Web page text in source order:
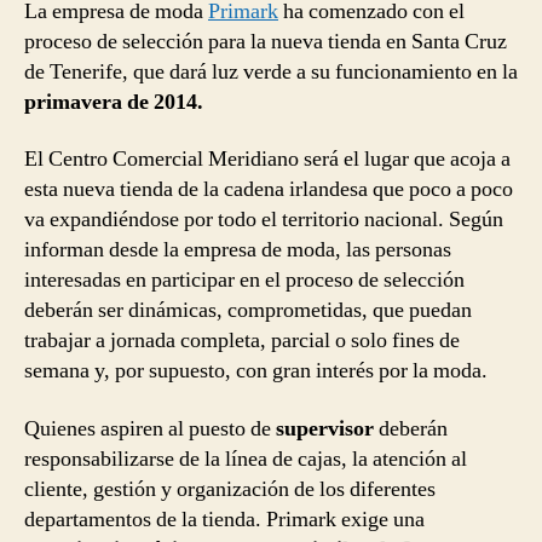
La empresa de modaPrimarkha comenzado con el
proceso de selección para la nueva tienda en Santa Cruz
de Tenerife, que dará luz verde a su funcionamiento en la
primavera de 2014.
El Centro Comercial Meridiano será el lugar que acoja a
esta nueva tienda de la cadena irlandesa que poco a poco
va expandiéndose por todo el territorio nacional. Según
informan desde la empresa de moda, las personas
interesadas en participar en el proceso de selección
deberán ser dinámicas, comprometidas, que puedan
trabajar a jornada completa, parcial o solo fines de
semana y, por supuesto, con gran interés por la moda.
Quienes aspiren al puesto desupervisordeberán
responsabilizarse de la línea de cajas, la atención al
cliente, gestión y organización de los diferentes
departamentos de la tienda. Primark exige una